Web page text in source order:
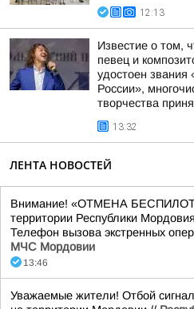
12:13
Известие о том,
певец и
удостоен звания
России»,
творчества
13:32
ЛЕНТА НОВОСТЕЙ
Внимание! «ОТМЕНА
территории Республики
Телефон вызова экстренных
МЧС Мордовии
13:46
Уважаемые жители! Отбой